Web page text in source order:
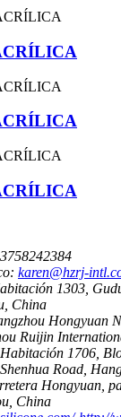
karen@hzrj-
1303,
China
Hongyuan
Ruijin
Habitación 1706,
Road,
Hongyuan,
China